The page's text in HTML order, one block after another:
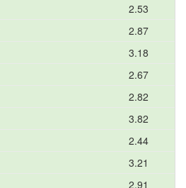
2.53
2.87
3.18
2.67
2.82
3.82
2.44
3.21
2.91